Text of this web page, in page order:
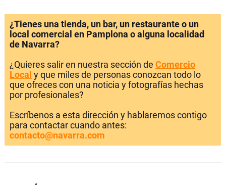
¿Tienes una tienda, un bar, un restaurante o un
local comercial en Pamplona o alguna localidad
de Navarra?
¿Quieres salir en nuestra sección de Comercio
Local y que miles de personas conozcan todo lo
que ofreces con una noticia y fotografías hechas
por profesionales?
Escríbenos a esta dirección y hablaremos contigo
para contactar cuando antes:
contacto@navarra.com